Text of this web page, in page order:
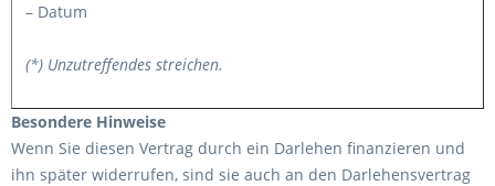
– Datum
(*) Unzutreffendes streichen.
Besondere Hinweise
Wenn Sie diesen Vertrag durch ein Darlehen finanzieren und
ihn später widerrufen, sind sie auch an den Darlehensvertrag